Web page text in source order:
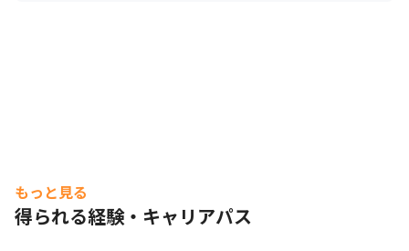
もっと見る
得られる経験・キャリアパス